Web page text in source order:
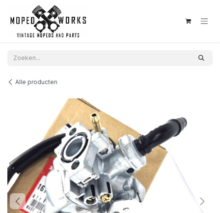
Overslaan naar inhoud
Alle producten